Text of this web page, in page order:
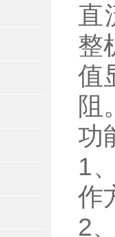
直
整
值
阻
功
1
作
2